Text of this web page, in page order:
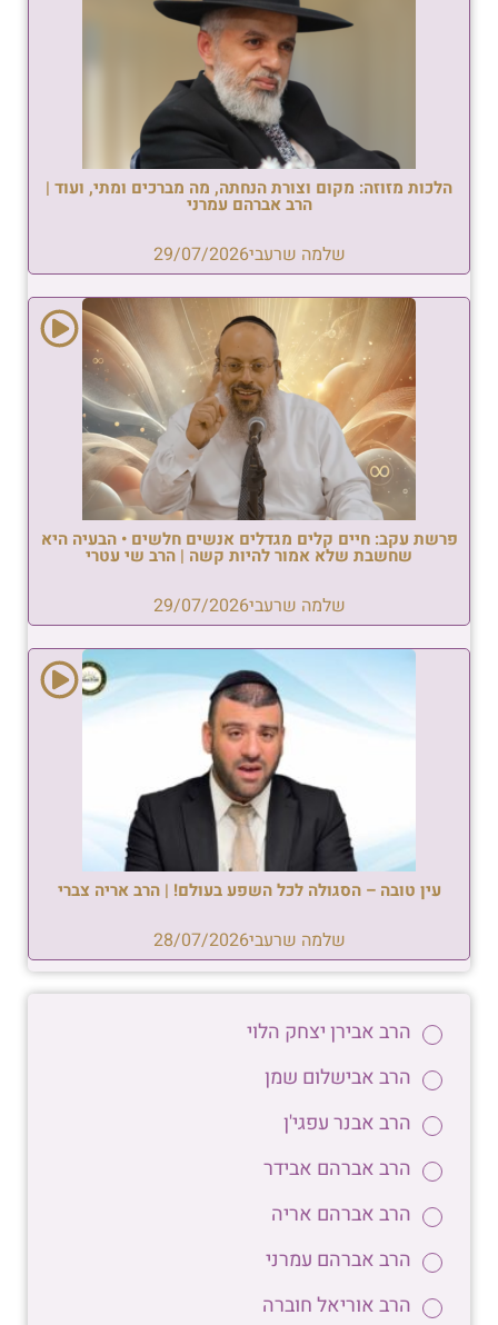
הרב אבירן יצחק הלוי
הרב אבישלום שמן
הרב אבנר עפגי'ן
הרב אברהם אבידר
הרב אברהם אריה
הרב אברהם עמרני
הרב אוריאל חוברה
הלכות מזוזה: מקום וצורת הנחתה, מה מברכים ומתי, ועוד |
הרב אברהם עמרני
שלמה שרעבי29/07/2026
פרשת עקב: חיים קלים מגדלים אנשים חלשים • הבעיה היא
שחשבת שלא אמור להיות קשה | הרב שי עטרי
שלמה שרעבי29/07/2026
עין טובה – הסגולה לכל השפע בעולם! | הרב אריה צברי
שלמה שרעבי28/07/2026